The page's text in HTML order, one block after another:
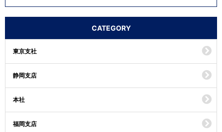
CATEGORY
東京支社
静岡支店
本社
福岡支店